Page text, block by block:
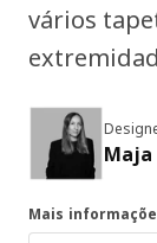
vários
Maja
Mais